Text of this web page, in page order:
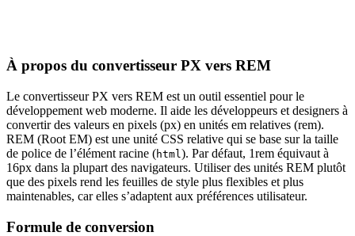
À propos du convertisseur PX vers REM
Le convertisseur PX vers REM est un outil essentiel pour le
développement web moderne. Il aide les développeurs et designers à
convertir des valeurs en pixels (px) en unités em relatives (rem).
REM (Root EM) est une unité CSS relative qui se base sur la taille
de police de l’élément racine (html). Par défaut, 1rem équivaut à
16px dans la plupart des navigateurs. Utiliser des unités REM plutôt
que des pixels rend les feuilles de style plus flexibles et plus
maintenables, car elles s’adaptent aux préférences utilisateur.
Formule de conversion